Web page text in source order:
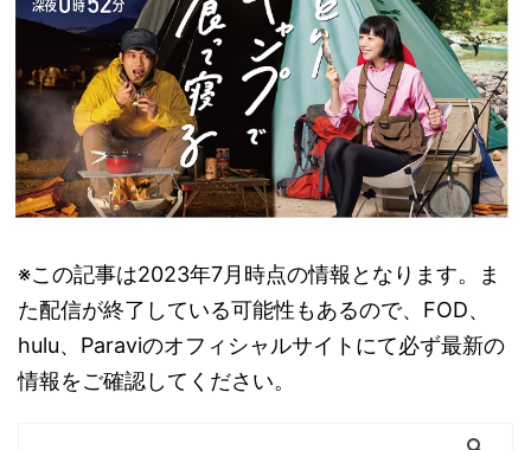
※この記事は2023年7月時点の情報となります。ま
た配信が終了している可能性もあるので、FOD、
hulu、Paraviのオフィシャルサイトにて必ず最新の
情報をご確認してください。